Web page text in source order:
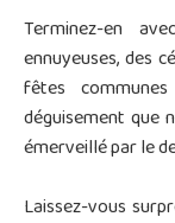
Terminez-en
ennuyeuses, des
fêtes
déguisement que
émerveillé par le
Laissez-vous